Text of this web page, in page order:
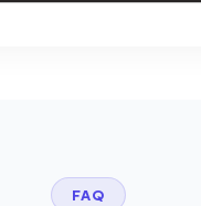
FAQ